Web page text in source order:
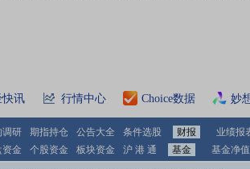
快讯 行情中心 Choice数据 妙
调研 期指持仓 公告大全 条件选股 财报 业绩报
资金 个股资金 板块资金 沪 港 通 基金 基金净值